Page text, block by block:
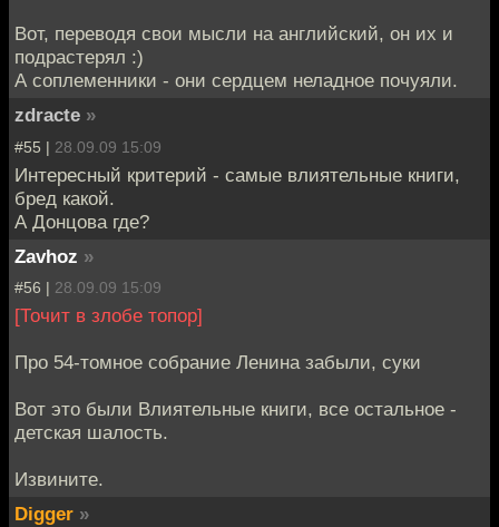
Вот, переводя свои мысли на английский, он их и
подрастерял :)
А соплеменники - они сердцем неладное почуяли.
zdracte »
#55 | 28.09.09 15:09
Интересный критерий - самые влиятельные книги,
бред какой.
А Донцова где?
Zavhoz »
#56 | 28.09.09 15:09
[Точит в злобе топор]
Про 54-томное собрание Ленина забыли, суки
Вот это были Влиятельные книги, все остальное -
детская шалость.
Извините.
Digger »